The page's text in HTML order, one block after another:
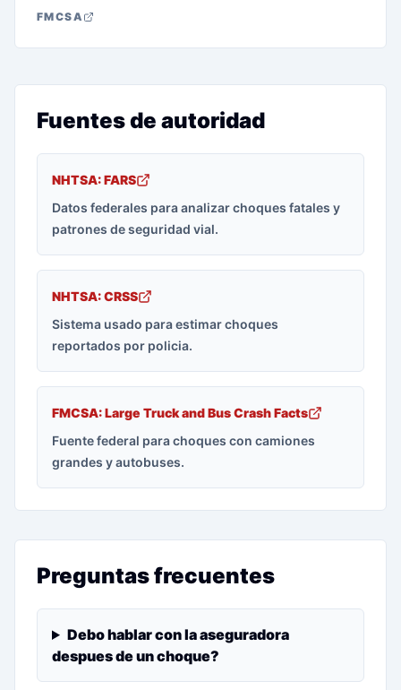
FMCSA
Fuentes de autoridad
NHTSA: FARS
Datos federales para analizar choques fatales y
patrones de seguridad vial.
NHTSA: CRSS
Sistema usado para estimar choques
reportados por policia.
FMCSA: Large Truck and Bus Crash Facts
Fuente federal para choques con camiones
grandes y autobuses.
Preguntas frecuentes
Debo hablar con la aseguradora
despues de un choque?